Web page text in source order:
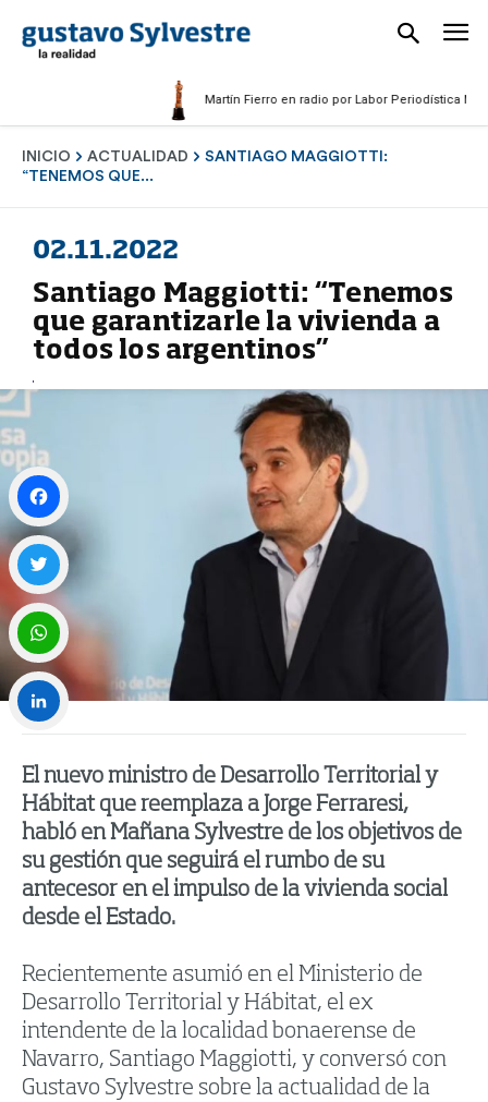
Martín Fierro en radio por Labor Periodística Masculina
INICIO ACTUALIDAD
SANTIAGO MAGGIOTTI:
“TENEMOS QUE...
02.11.2022
Santiago Maggiotti: “Tenemos
que garantizarle la vivienda a
todos los argentinos”
El nuevo ministro de Desarrollo Territorial y
Hábitat que reemplaza a Jorge Ferraresi,
habló en Mañana Sylvestre de los objetivos de
su gestión que seguirá el rumbo de su
antecesor en el impulso de la vivienda social
desde el Estado.
Recientemente asumió en el Ministerio de
Desarrollo Territorial y Hábitat, el ex
intendente de la localidad bonaerense de
Navarro, Santiago Maggiotti, y conversó con
Gustavo Sylvestre sobre la actualidad de la
Facebook
Twitter
WhatsApp